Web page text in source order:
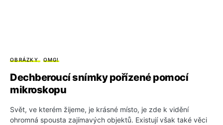
OBRÁZKY OMG!
Dechberoucí snímky pořízené pomocí
mikroskopu
Svět, ve kterém žijeme, je krásné místo, je zde k vidění
ohromná spousta zajímavých objektů. Existují však také věci